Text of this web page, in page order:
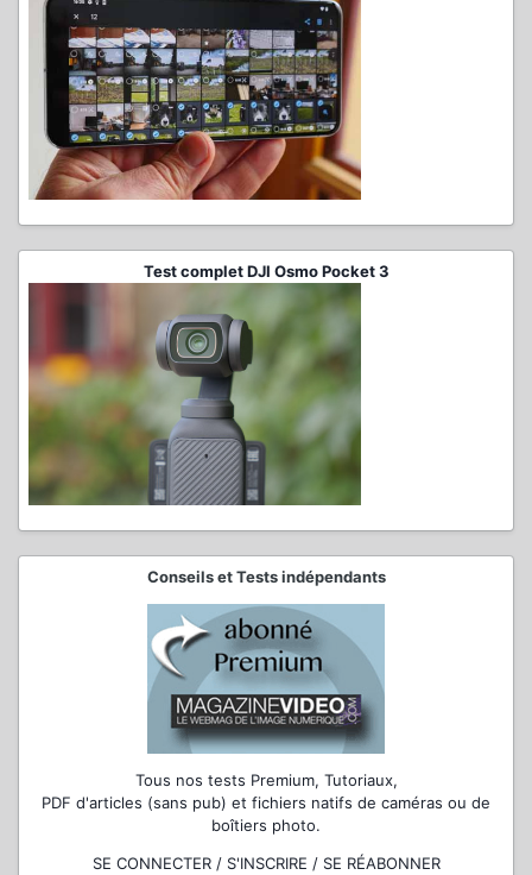
Test complet DJI Osmo Pocket 3
Conseils et Tests indépendants
Tous nos tests Premium, Tutoriaux,
PDF d'articles (sans pub) et fichiers natifs de caméras ou de
boîtiers photo.
SE CONNECTER / S'INSCRIRE / SE RÉABONNER